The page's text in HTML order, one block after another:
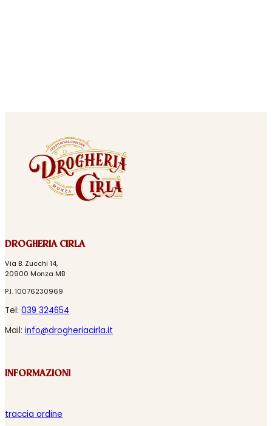
DROGHERIA CIRLA
Via B. Zucchi 14,
20900 Monza MB
P.I. 10076230969
Tel: 039 324654
Mail: info@drogheriacirla.it
INFORMAZIONI
traccia ordine